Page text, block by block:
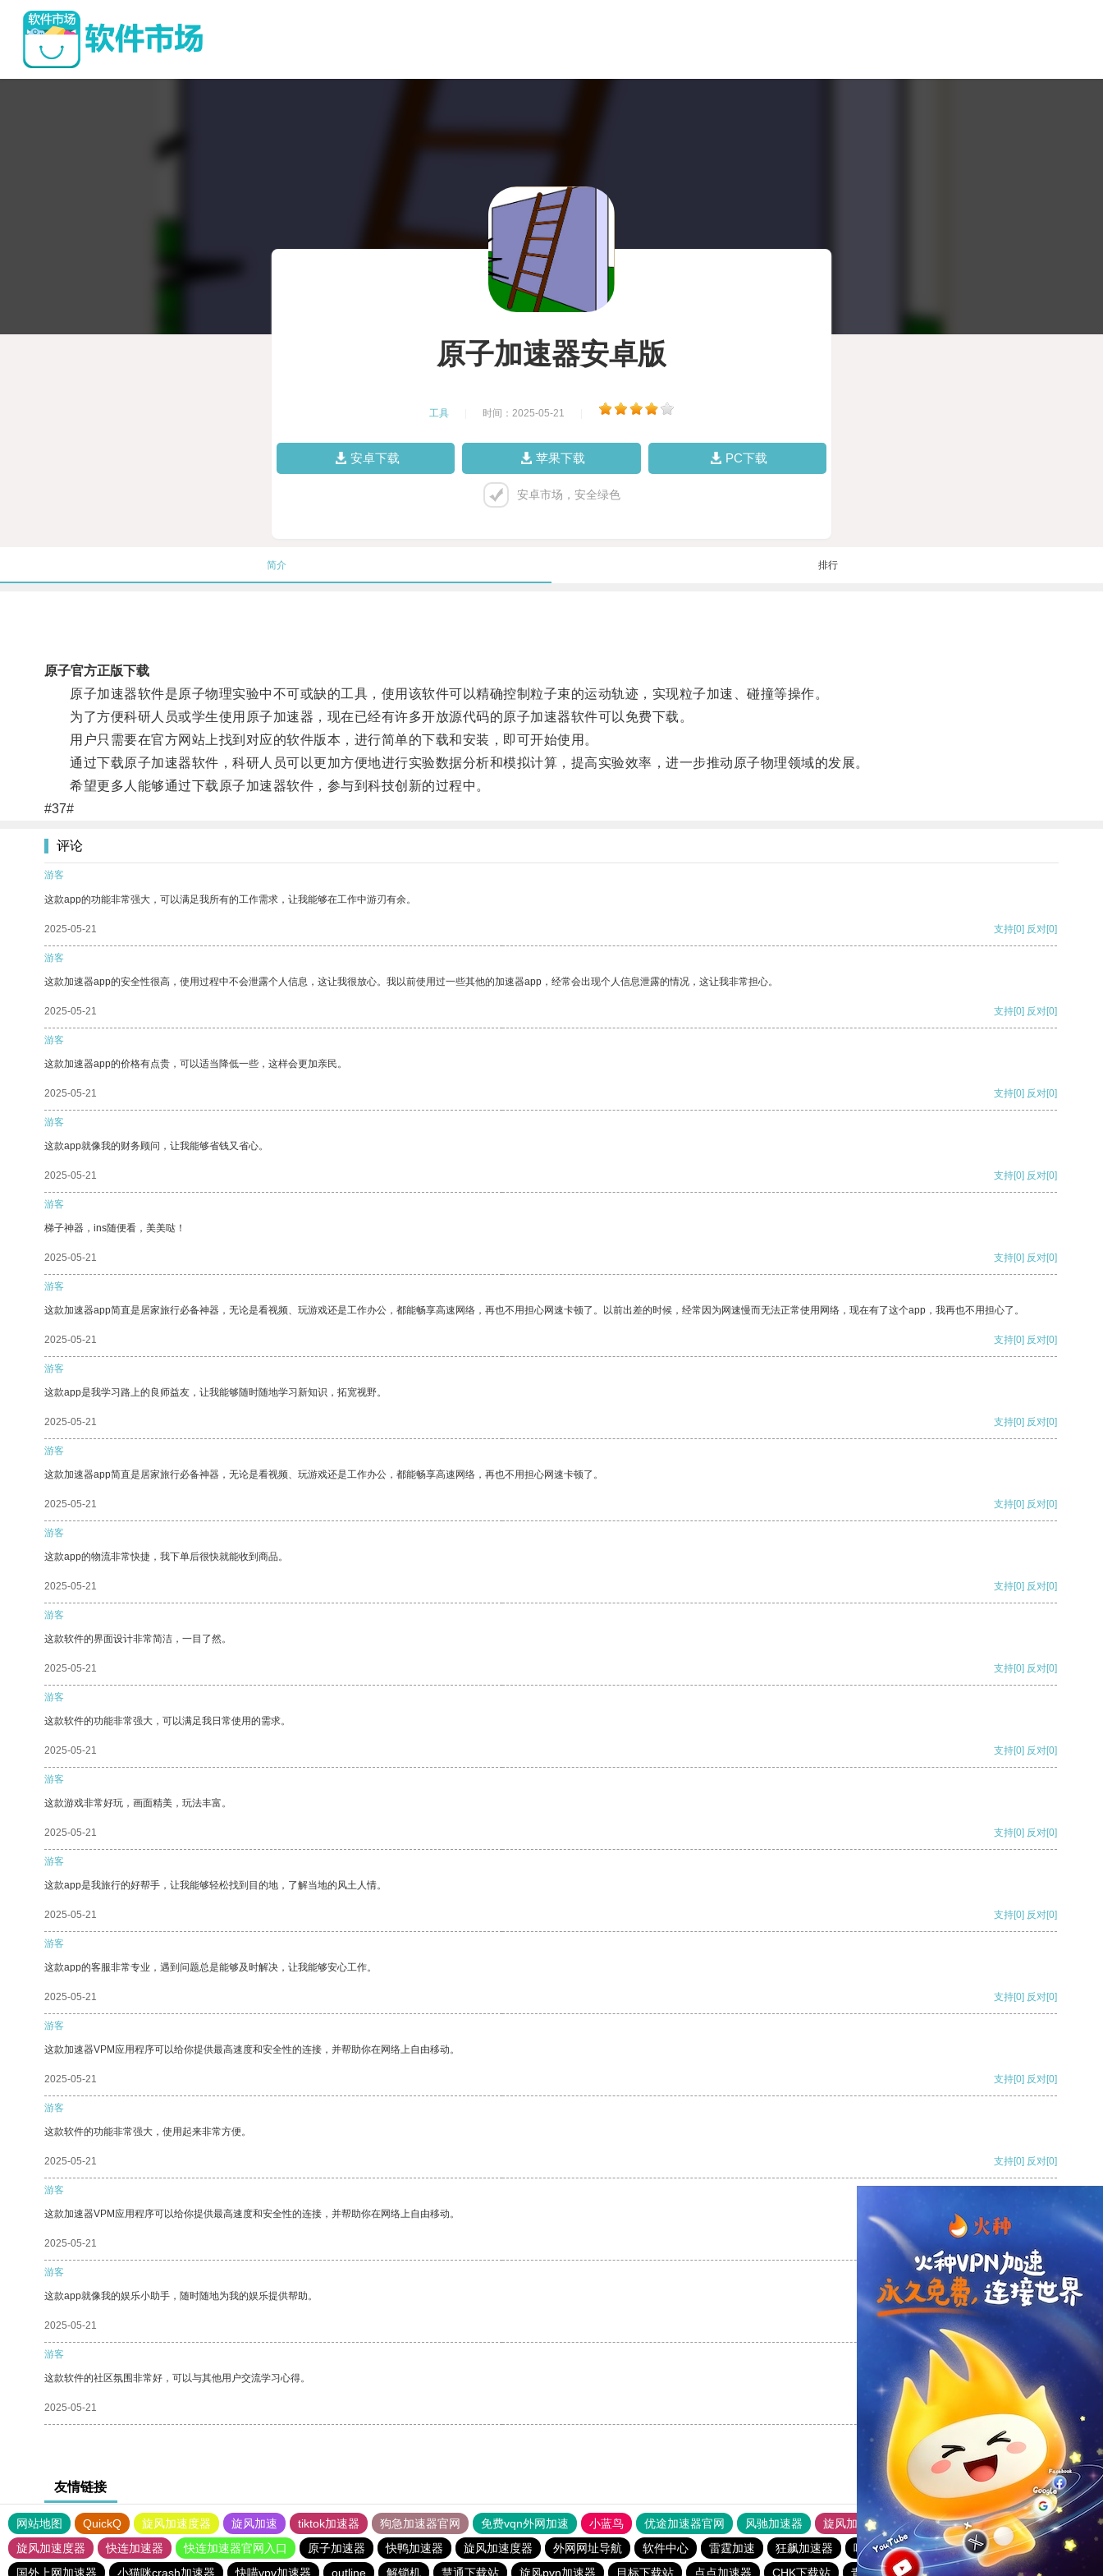
原子加速器安卓版
工具 时间：2025-05-21
安卓下载 苹果下载 PC下载
安卓市场，安全绿色
简介 排行
原子官方正版下载
原子加速器软件是原子物理实验中不可或缺的工具，使用该软件可以精确控制粒子束的运动轨迹，实现粒子加速、碰撞等操作。
为了方便科研人员或学生使用原子加速器，现在已经有许多开放源代码的原子加速器软件可以免费下载。
用户只需要在官方网站上找到对应的软件版本，进行简单的下载和安装，即可开始使用。
通过下载原子加速器软件，科研人员可以更加方便地进行实验数据分析和模拟计算，提高实验效率，进一步推动原子物理领域的发展。
希望更多人能够通过下载原子加速器软件，参与到科技创新的过程中。
#37#
评论
游客
这款app的功能非常强大，可以满足我所有的工作需求，让我能够在工作中游刃有余。
2025-05-21 支持[0] 反对[0]
游客
这款加速器app的安全性很高，使用过程中不会泄露个人信息，这让我很放心。我以前使用过一些其他的加速器app，经常会出现个人信息泄露的情况，这让我非常担心。
2025-05-21 支持[0] 反对[0]
游客
这款加速器app的价格有点贵，可以适当降低一些，这样会更加亲民。
2025-05-21 支持[0] 反对[0]
游客
这款app就像我的财务顾问，让我能够省钱又省心。
2025-05-21 支持[0] 反对[0]
游客
梯子神器，ins随便看，美美哒！
2025-05-21 支持[0] 反对[0]
游客
这款加速器app简直是居家旅行必备神器，无论是看视频、玩游戏还是工作办公，都能畅享高速网络，再也不用担心网速卡顿了。以前出差的时候，经常因为网速慢而无法正常使用网络，现在有了这个app，我再也不用担心了。
2025-05-21 支持[0] 反对[0]
游客
这款app是我学习路上的良师益友，让我能够随时随地学习新知识，拓宽视野。
2025-05-21 支持[0] 反对[0]
游客
这款加速器app简直是居家旅行必备神器，无论是看视频、玩游戏还是工作办公，都能畅享高速网络，再也不用担心网速卡顿了。
2025-05-21 支持[0] 反对[0]
游客
这款app的物流非常快捷，我下单后很快就能收到商品。
2025-05-21 支持[0] 反对[0]
游客
这款软件的界面设计非常简洁，一目了然。
2025-05-21 支持[0] 反对[0]
游客
这款软件的功能非常强大，可以满足我日常使用的需求。
2025-05-21 支持[0] 反对[0]
游客
这款游戏非常好玩，画面精美，玩法丰富。
2025-05-21 支持[0] 反对[0]
游客
这款app是我旅行的好帮手，让我能够轻松找到目的地，了解当地的风土人情。
2025-05-21 支持[0] 反对[0]
游客
这款app的客服非常专业，遇到问题总是能够及时解决，让我能够安心工作。
2025-05-21 支持[0] 反对[0]
游客
这款加速器VPM应用程序可以给你提供最高速度和安全性的连接，并帮助你在网络上自由移动。
2025-05-21 支持[0] 反对[0]
游客
这款软件的功能非常强大，使用起来非常方便。
2025-05-21 支持[0] 反对[0]
游客
这款加速器VPM应用程序可以给你提供最高速度和安全性的连接，并帮助你在网络上自由移动。
2025-05-21
游客
这款app就像我的娱乐小助手，随时随地为我的娱乐提供帮助。
2025-05-21 反对
游客
这款软件的社区氛围非常好，可以与其他用户交流学习心得。
2025-05-21 反对[0]
友情链接
网站地图 QuickQ 旋风加速度器 旋风加速 tiktok加速器 狗急加速器官网 免费vqn外网加速 小蓝鸟 优途加速器官网 风驰加速器 旋风加速器
免费vps加速器外网苹果版
旋风加速度器
快连加速器 快连加速器官网入口 原子加速器 快鸭加速器 旋风加速度器 外网网址导航 软件中心 雷霆加速 狂飙加速器 哔咔漫画 一元机场
原子加速器
国外上网加速器
小猫咪crash加速器 快喵vpv加速器 outline 解锁机 慧通下载站 旋风pvn加速器 目标下载站 点点加速器 CHK下载站 青柠加速器 白鲸加速器 原子加速器